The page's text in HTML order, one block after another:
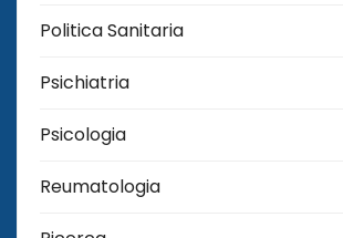
Politica Sanitaria
Psichiatria
Psicologia
Reumatologia